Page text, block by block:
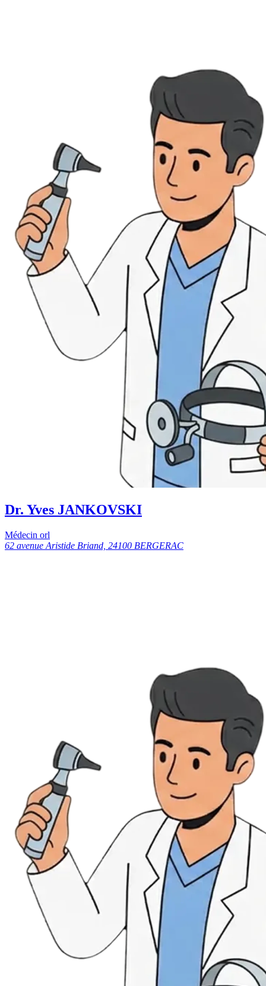
Dr. Yves JANKOVSKI
Médecin orl
62 avenue Aristide Briand, 24100 BERGERAC